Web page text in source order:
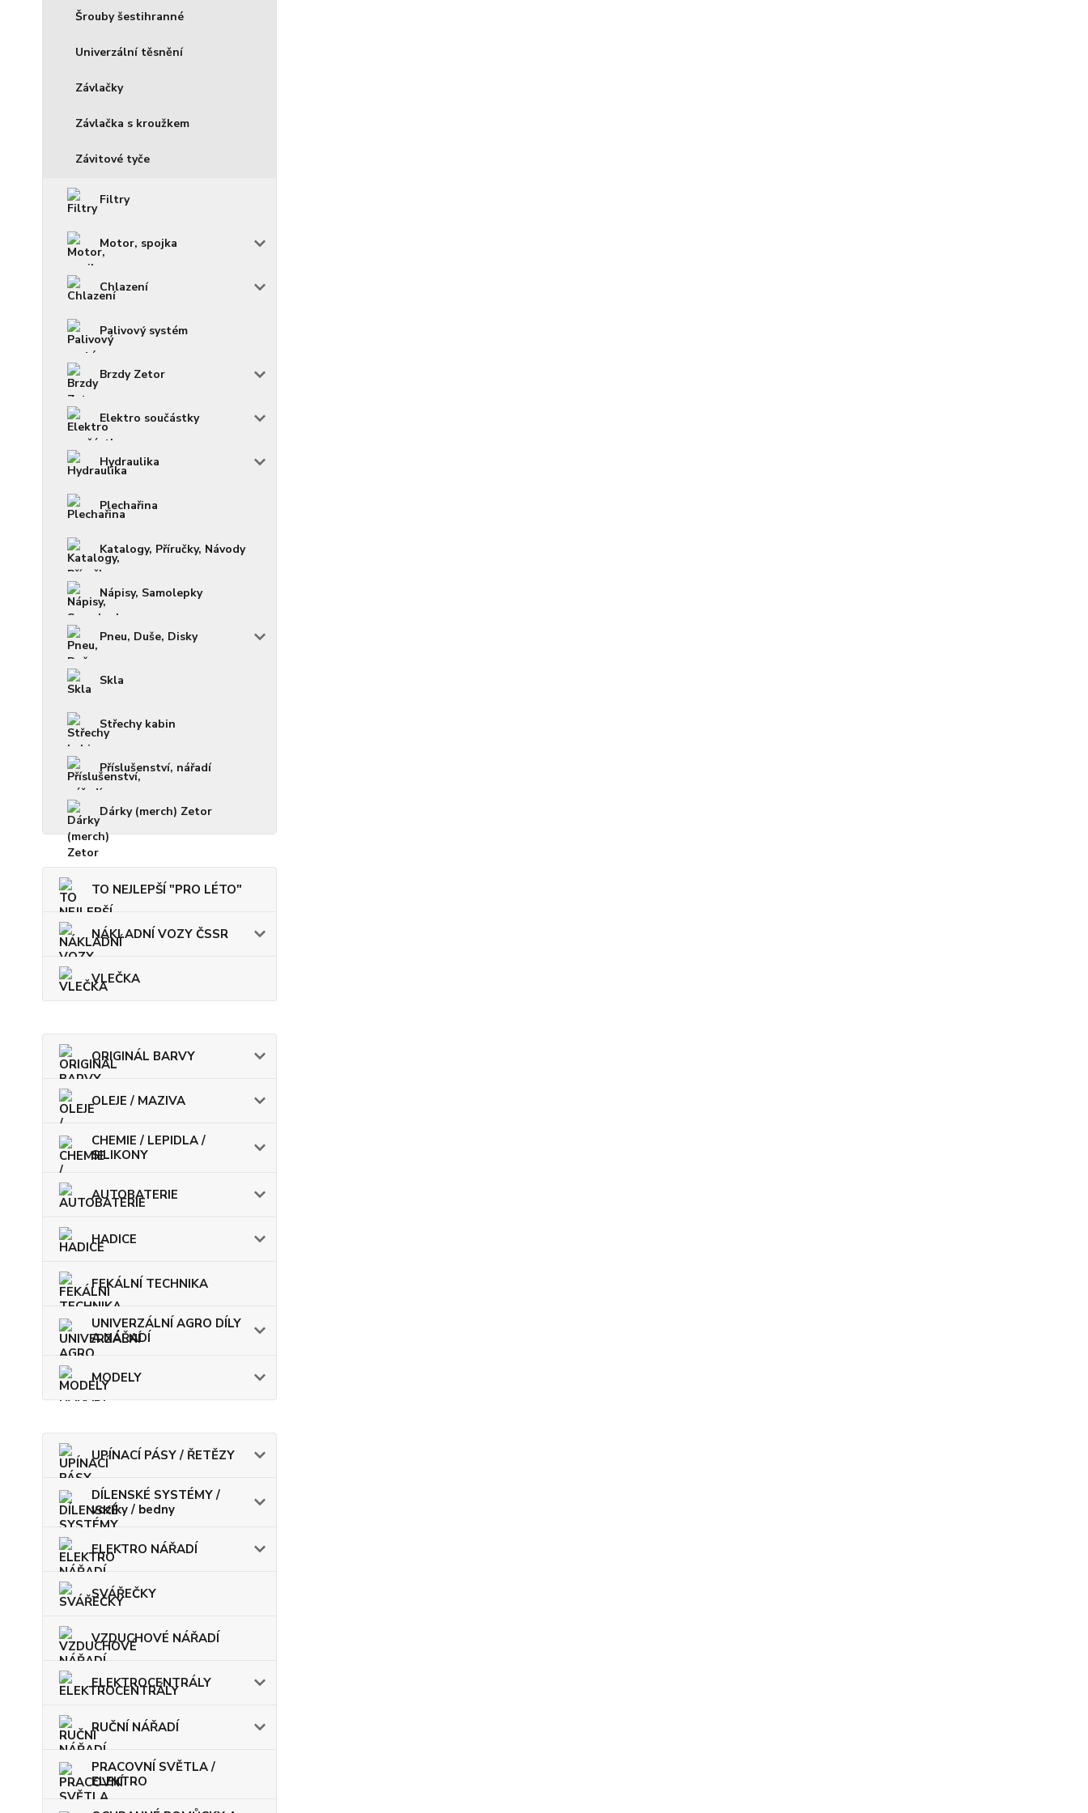
Šrouby šestihranné
Univerzální těsnění
Závlačky
Závlačka s kroužkem
Závitové tyče
Filtry
Motor, spojka
Chlazení
Palivový systém
Brzdy Zetor
Elektro součástky
Hydraulika
Plechařina
Katalogy, Příručky, Návody
Nápisy, Samolepky
Pneu, Duše, Disky
Skla
Střechy kabin
Příslušenství, nářadí
Dárky (merch) Zetor
TO NEJLEPŠÍ "PRO LÉTO"
NÁKLADNÍ VOZY ČSSR
VLEČKA
ORIGINÁL BARVY
OLEJE / MAZIVA
CHEMIE / LEPIDLA /
SILIKONY
AUTOBATERIE
HADICE
FEKÁLNÍ TECHNIKA
UNIVERZÁLNÍ AGRO DÍLY
A NÁŘADÍ
MODELY
UPÍNACÍ PÁSY / ŘETĚZY
DÍLENSKÉ SYSTÉMY /
vozíky / bedny
ELEKTRO NÁŘADÍ
SVÁŘEČKY
VZDUCHOVÉ NÁŘADÍ
ELEKTROCENTRÁLY
RUČNÍ NÁŘADÍ
PRACOVNÍ SVĚTLA /
ELEKTRO